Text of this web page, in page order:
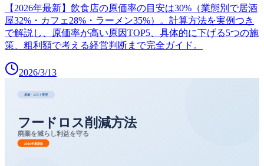
【2026年最新】飲食店の原価率の目安は30%（業態別で居酒
屋32%・カフェ28%・ラーメン35%）。計算方法を実例つき
で解説し、原価率が高い原因TOP5、具体的に下げる5つの施
策、粗利額で考える経営判断まで完全ガイド。
2026/3/13